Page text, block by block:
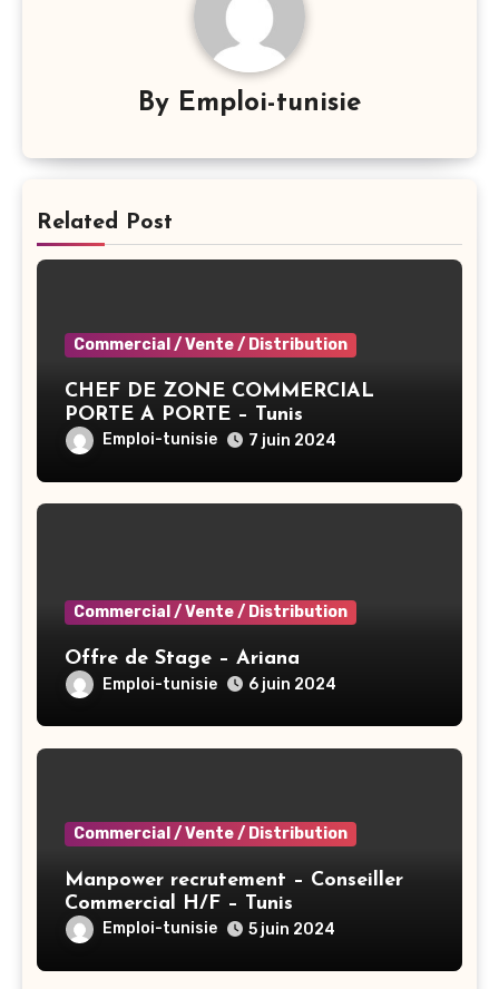
By Emploi-tunisie
Related Post
Commercial / Vente / Distribution
CHEF DE ZONE COMMERCIAL
PORTE A PORTE – Tunis
Emploi-tunisie 7 juin 2024
Commercial / Vente / Distribution
Offre de Stage – Ariana
Emploi-tunisie 6 juin 2024
Commercial / Vente / Distribution
Manpower recrutement – Conseiller
Commercial H/F – Tunis
Emploi-tunisie 5 juin 2024